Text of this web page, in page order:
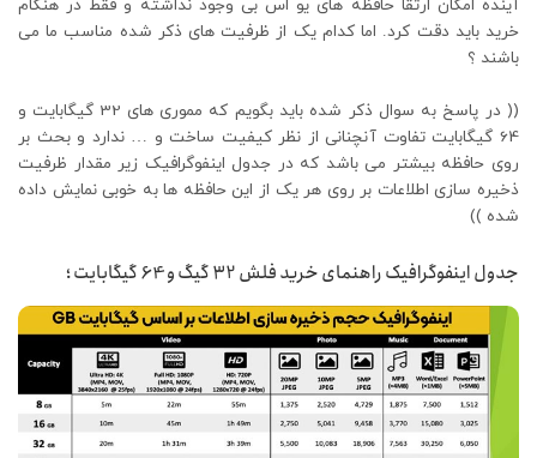
آینده امکان ارتقا حافظه های یو اس بی وجود نداشته و فقط در هنگام
خرید باید دقت کرد. اما کدام یک از ظرفیت های ذکر شده مناسب ما می
باشند ؟
(( در پاسخ به سوال ذکر شده باید بگویم که مموری های 32 گیگابایت و
64 گیگابایت تفاوت آنچنانی از نظر کیفیت ساخت و … ندارد و بحث بر
روی حافظه بیشتر می باشد که در جدول اینفوگرافیک زیر مقدار ظرفیت
ذخیره سازی اطلاعات بر روی هر یک از این حافظه ها به خوبی نمایش داده
شده ))
جدول اینفوگرافیک راهنمای خرید فلش 32 گیگ و 64 گیگابایت ؛